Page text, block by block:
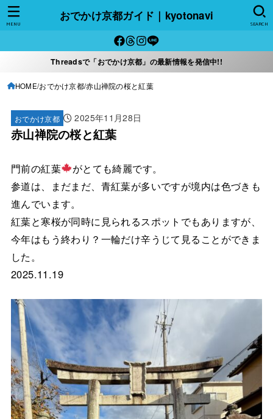
おでかけ京都ガイド｜kyotonavi
SEARCH
MENU
Threadsで「おでかけ京都」の最新情報を発信中!!
HOME おでかけ京都 赤山禅院の桜と紅葉
おでかけ京都 2025年11月28日
赤山禅院の桜と紅葉
門前の紅葉
がとても綺麗です。
参道は、まだまだ、青紅葉が多いですが境内は色づきも
進んでいます。
紅葉と寒桜が同時に見られるスポットでもありますが、
今年はもう終わり？一輪だけ辛うじて見ることができま
した。
2025.11.19